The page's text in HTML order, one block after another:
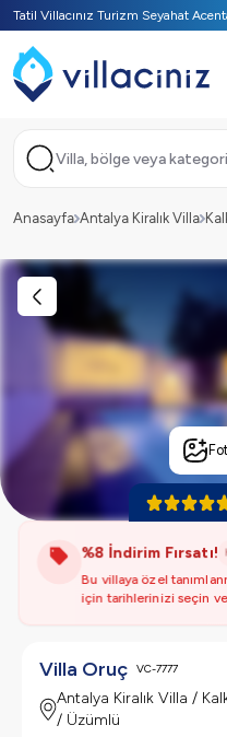
Tatil Villacınız Turizm Seyahat
Villa, bölge veya
Anasayfa Antalya Kiralık Villa
%8 İndirim Fırsatı!
Bu villaya özel
için tarihlerinizi seçin
Villa Oruç VC-7777
Antalya Kiralık Villa /
/ Üzümlü